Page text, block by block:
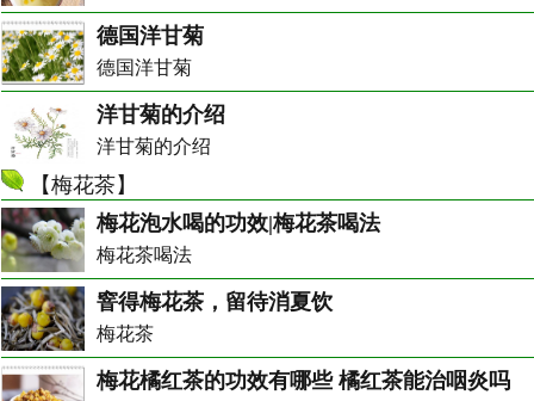
德国洋甘菊
德国洋甘菊
洋甘菊的介绍
洋甘菊的介绍
【梅花茶】
梅花泡水喝的功效|梅花茶喝法
梅花茶喝法
窨得梅花茶，留待消夏饮
梅花茶
梅花橘红茶的功效有哪些 橘红茶能治咽炎吗